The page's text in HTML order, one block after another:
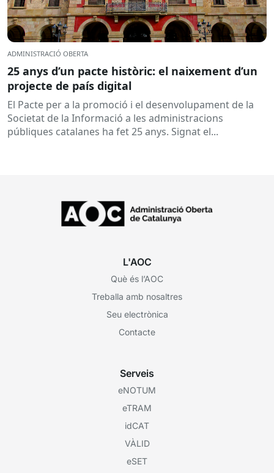
ADMINISTRACIÓ OBERTA
25 anys d’un pacte històric: el naixement d’un
projecte de país digital
El Pacte per a la promoció i el desenvolupament de la
Societat de la Informació a les administracions
públiques catalanes ha fet 25 anys. Signat el...
L'AOC
Què és l’AOC
Treballa amb nosaltres
Seu electrònica
Contacte
Serveis
eNOTUM
eTRAM
idCAT
VÀLID
eSET